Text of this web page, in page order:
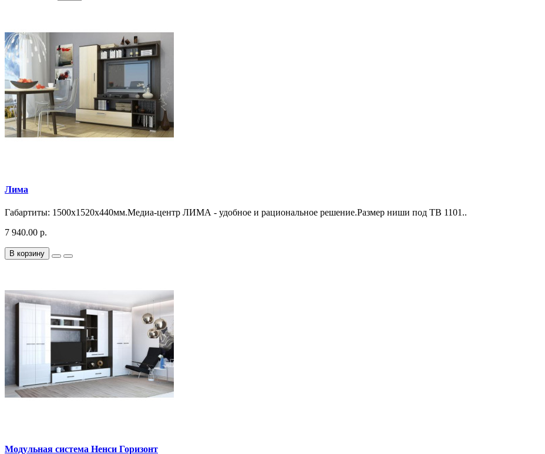
Лима
Габартиты: 1500х1520х440мм.Медиа-центр ЛИМА - удобное и рациональное решение.Размер ниши под ТВ 1101..
7 940.00 р.
В корзину
Модульная система Ненси Горизонт